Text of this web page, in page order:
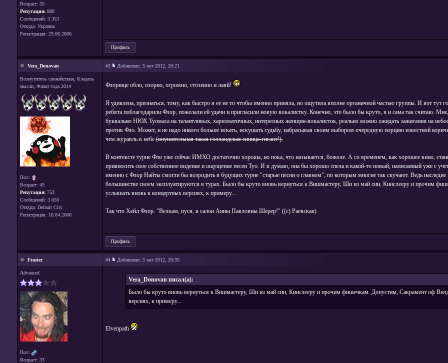
Возраст: 35
Репутация: 888
Сообщений: 3 353
Откуда: Украина
Регистрация: 29.06.2006
Профиль
Vera_Donovan
Возмутитель спокойствия, Кладезь
мысли, Фанат года 2014
Пол:
Возраст: 45
Репутация: 753
Сообщений: 3 050
Откуда: Default City
Регистрация: 18.04.2006
#3 Добавлено: 5 окт 2012, 20:21
Флорище обло, озорно, огромно, стозевно и лаяй!
Я удивлена, признаться, тому, как быстро я ее не то чтобы именно приняла, но ощутила вполне органичной частью группы. И вот тут
ребята поблагодарили Флор, пожелали ей удачи и пригласили новую вокалистку. Конечно, это было бы круто, я и сама так считаю.
буквально НЮХ Туомаса на талантливых, харизматичных, интересных женщин-вокалисток, реально можно ожидать зажигания на
против Фло. Может, и не надо никого больше искать, искушать судьбу, набрасывая своим выбором очередную порцию известной
чем журавль в небе(внушительная такая голландская синица-гигант!).
В контексте турне Фло уже сейчас ИМХО достаточно хороша, но пока, что называется, божоле. А со временем, как хорошее вино,
привносить свое собственное видение и ощущение песен Туо. И я думаю, она бы хорошо спела и какой-то новый, написанный уже с
именно с Флор Найты смогли бы возродить в будущих турне "старые песни о главном", по которым многие так скучают. Ведь
большинстве своем эксплуатируются в турах. Было бы круто вновь вернуться к Вишмастеру, Ши из май син, Кинслееру и прочим
услышать вновь в концертных версиях, к примеру...
Так что Хейл Флор. "Велкам, пуся, в салон Анны Павловны Шерер!" ((с) Раевская)
Профиль
Frasier
Advanced
Пол:
Возраст: 33
#4 Добавлено: 5 окт 2012, 20:35
Vera_Donovan писал(а):
Было бы круто вновь вернуться к Вишмастеру, Ши из май син, Кинслееру и прочим фишечкам. Допустим, Сакрамент оф
версиях, к примеру...
Elvenpath